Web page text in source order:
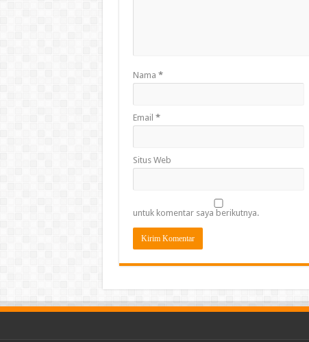
Nama *
Email *
Situs Web
untuk komentar saya berikutnya.